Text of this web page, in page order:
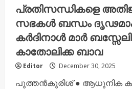
പ്രതിസന്ധികളെ
സഭകൾ ബന്ധം
കർദിനാൾ മാർ
കാതോലിക്ക ബാവ
Editor December 30, 2025
പുത്തൻകുരിശ് ● ആധുനിക